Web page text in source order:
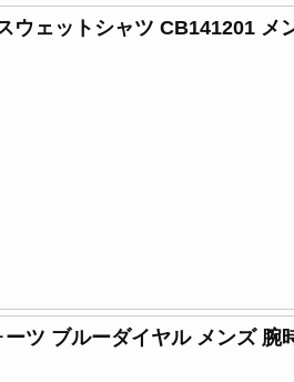
ウェットシャツ CB141201 メ
ツ ブルーダイヤル メンズ 腕